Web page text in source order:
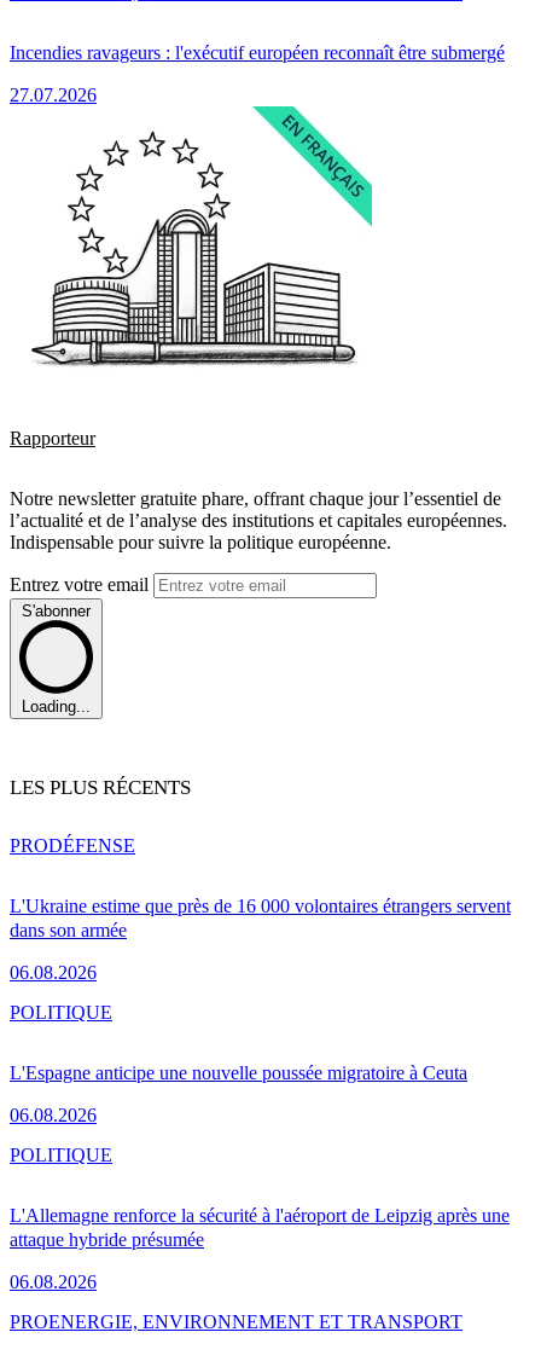
Incendies ravageurs : l'exécutif européen reconnaît être submergé
27.07.2026
Rapporteur
Notre newsletter gratuite phare, offrant chaque jour l’essentiel de
l’actualité et de l’analyse des institutions et capitales européennes.
Indispensable pour suivre la politique européenne.
Entrez votre email
S'abonner
Loading...
LES PLUS RÉCENTS
L'Ukraine estime que près de 16 000 volontaires étrangers servent
dans son armée
06.08.2026
PRODÉFENSE
L'Espagne anticipe une nouvelle poussée migratoire à Ceuta
06.08.2026
POLITIQUE
L'Allemagne renforce la sécurité à l'aéroport de Leipzig après une
attaque hybride présumée
06.08.2026
POLITIQUE
PROENERGIE, ENVIRONNEMENT ET TRANSPORT